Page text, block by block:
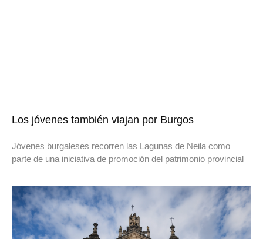
Los jóvenes también viajan por Burgos
Jóvenes burgaleses recorren las Lagunas de Neila como
parte de una iniciativa de promoción del patrimonio provincial